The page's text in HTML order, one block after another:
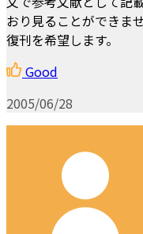
おり見ることができま
復刊を希望します。
Good
2005/06/28